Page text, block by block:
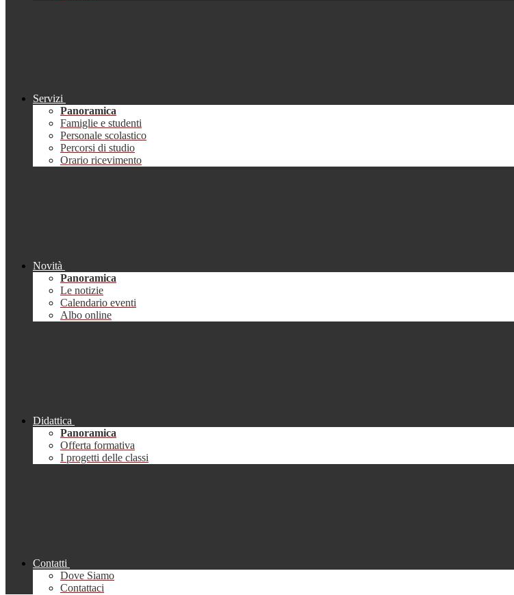
Servizi
Panoramica
Famiglie e studenti
Personale scolastico
Percorsi di studio
Orario ricevimento
Novità
Panoramica
Le notizie
Calendario eventi
Albo online
Didattica
Panoramica
Offerta formativa
I progetti delle classi
Contatti
Dove Siamo
Contattaci